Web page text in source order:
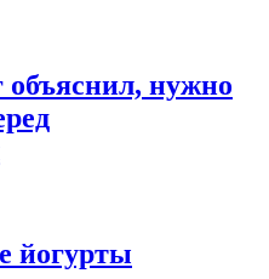
объяснил, нужно
йогурты